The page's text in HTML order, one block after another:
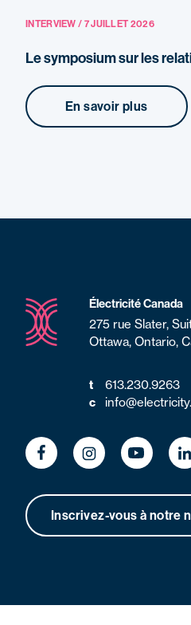
INTERVIEW / 7 JUILLET 2026
Le symposium sur les
En savoir plus
Électricité Canada
275 rue Slater,
Ottawa, Ontario,
t
613.230.9263
c
Inscrivez-vous à notre